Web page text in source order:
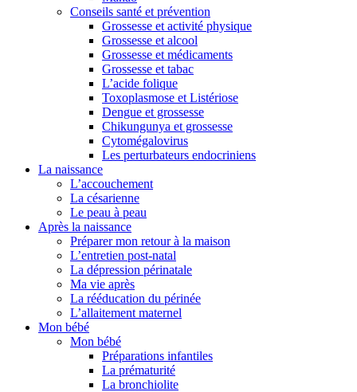
Conseils santé et prévention
Grossesse et activité physique
Grossesse et alcool
Grossesse et médicaments
Grossesse et tabac
L’acide folique
Toxoplasmose et Listériose
Dengue et grossesse
Chikungunya et grossesse
Cytomégalovirus
Les perturbateurs endocriniens
La naissance
L’accouchement
La césarienne
Le peau à peau
Après la naissance
Préparer mon retour à la maison
L’entretien post-natal
La dépression périnatale
Ma vie après
La rééducation du périnée
L’allaitement maternel
Mon bébé
Mon bébé
Préparations infantiles
La prématurité
La bronchiolite